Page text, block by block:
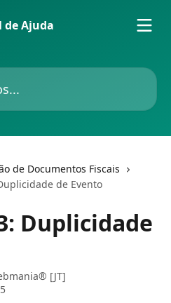
de Documentos Fiscais
de Evento
Duplicidade
[JT]